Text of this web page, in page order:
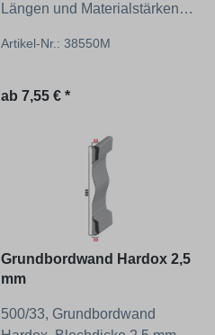
Längen und Materialstärken
Artikel-Nr.: 38550M
Regulärer Preis:
ab7,55 € *
Grundbordwand Hardox 2,5
mm
500/33, Grundbordwand